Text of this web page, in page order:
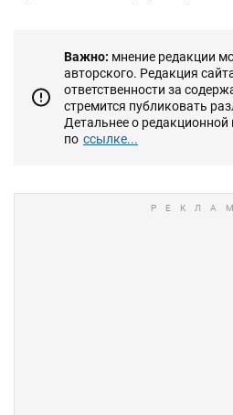
Важно: мнение редакции
авторского. Редакция
ответственности за
стремится публиковать
Детальнее о редакционной
по ссылке...